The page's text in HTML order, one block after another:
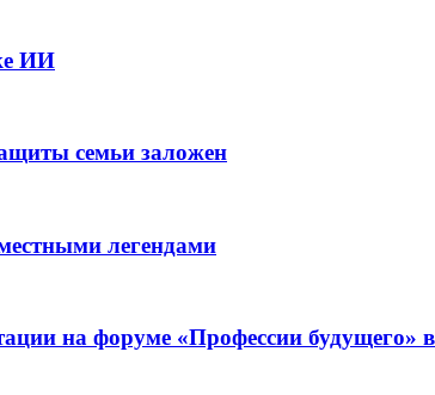
ИИ
семьи заложен
легендами
на форуме «Профессии будущего»